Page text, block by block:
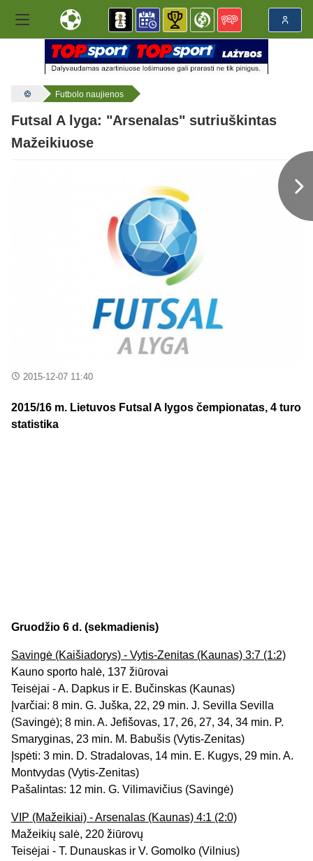
Futbolo naujienos
Futsal A lyga: "Arsenalas" sutriuškintas
Mažeikiuose
2015-12-07 11:40
2015/16 m. Lietuvos Futsal A lygos čempionatas, 4 turo
statistika
Gruodžio 6 d. (sekmadienis)
Savingė (Kaišiadorys) - Vytis-Zenitas (Kaunas) 3:7 (1:2)
Kauno sporto halė, 137 žiūrovai
Teisėjai - A. Dapkus ir E. Bučinskas (Kaunas)
Įvarčiai: 8 min. G. Juška, 22, 29 min. J. Sevilla Sevilla
(Savingė); 8 min. A. Jefišovas, 17, 26, 27, 34, 34 min. P.
Smaryginas, 23 min. M. Babušis (Vytis-Zenitas)
Įspėti: 3 min. D. Stradalovas, 14 min. E. Kugys, 29 min. A.
Montvydas (Vytis-Zenitas)
Pašalintas: 12 min. G. Vilimavičius (Savingė)
VIP (Mažeikiai) - Arsenalas (Kaunas) 4:1 (2:0)
Mažeikių salė, 220 žiūrovų
Teisėjai - T. Dunauskas ir V. Gomolko (Vilnius)